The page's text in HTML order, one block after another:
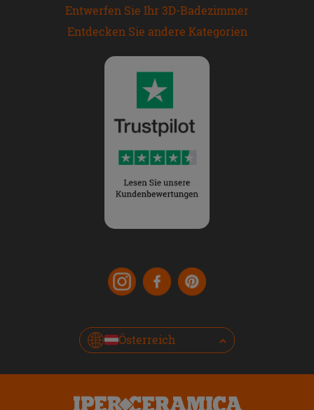
Entwerfen Sie Ihr 3D-Badezimmer
Entdecken Sie andere Kategorien
Österreich